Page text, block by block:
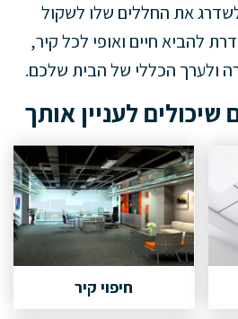
את החללים שלו לשקול
להביא חיים ואופי לכל קיר,
ולערך הכללי של הבית שלכם.
לעניין אותך
חיפוי קיר